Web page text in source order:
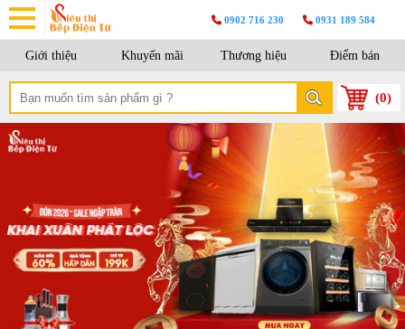
0902 716 230 0931 189 584
Giới thiệu Khuyến mãi Thương hiệu Điểm bán
(0)